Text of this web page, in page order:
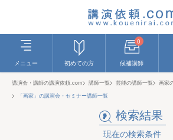
メニュー 初めての方
0
候補講師
講演会・講師の講演依頼.com 講師一覧 芸能の講師一覧
画家
「画家」の講演会・セミナー講師一覧
検索結果
現在の検索条件